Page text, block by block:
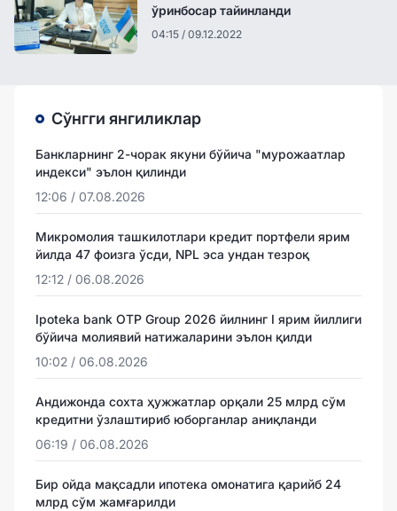
ўринбосар тайинланди
04:15 / 09.12.2022
Сўнгги янгиликлар
Банкларнинг 2-чорак якуни бўйича "мурожаатлар
индекси" эълон қилинди
12:06 / 07.08.2026
Микромолия ташкилотлари кредит портфели ярим
йилда 47 фоизга ўсди, NPL эса ундан тезроқ
12:12 / 06.08.2026
Ipoteka bank OTP Group 2026 йилнинг I ярим йиллиги
бўйича молиявий натижаларини эълон қилди
10:02 / 06.08.2026
Андижонда сохта ҳужжатлар орқали 25 млрд сўм
кредитни ўзлаштириб юборганлар аниқланди
06:19 / 06.08.2026
Бир ойда мақсадли ипотека омонатига қарийб 24
млрд сўм жамғарилди